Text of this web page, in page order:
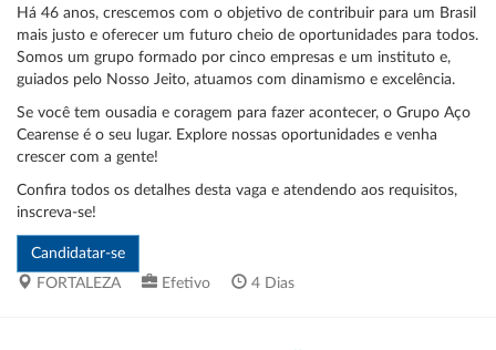
Há 46 anos, crescemos com o objetivo de contribuir para um Brasil
mais justo e oferecer um futuro cheio de oportunidades para todos.
Somos um grupo formado por cinco empresas e um instituto e,
guiados pelo Nosso Jeito, atuamos com dinamismo e excelência.
Se você tem ousadia e coragem para fazer acontecer, o Grupo Aço
Cearense é o seu lugar. Explore nossas oportunidades e venha
crescer com a gente!
Confira todos os detalhes desta vaga e atendendo aos requisitos,
inscreva-se!
FORTALEZA Efetivo 4 Dias